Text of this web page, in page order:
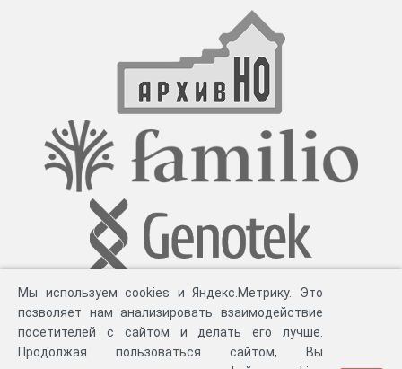
Мы используем cookies и Яндекс.Метрику. Это
позволяет нам анализировать взаимодействие
посетителей с сайтом и делать его лучше.
Продолжая пользоваться сайтом, Вы